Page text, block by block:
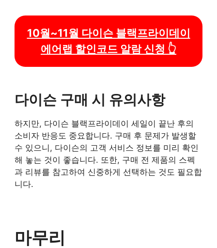
10월~11월 다이슨 블랙프라이데이
에어랩 할인코드 알람 신청 👆
다이슨 구매 시 유의사항
하지만, 다이슨 블랙프라이데이 세일이 끝난 후의
소비자 반응도 중요합니다. 구매 후 문제가 발생할
수 있으니, 다이슨의 고객 서비스 정보를 미리 확인
해 놓는 것이 좋습니다. 또한, 구매 전 제품의 스펙
과 리뷰를 참고하여 신중하게 선택하는 것도 필요합
니다.
마무리